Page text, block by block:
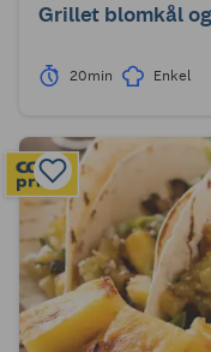
Grillet blomkål
20min Enkel